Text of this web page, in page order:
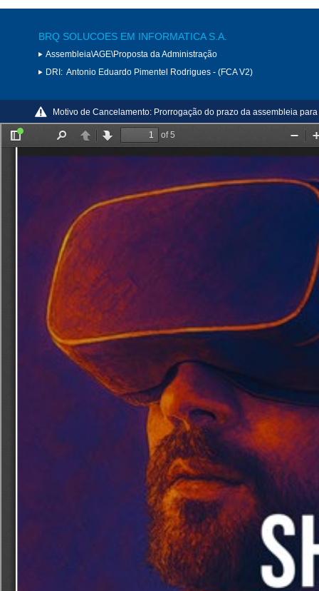
BRQ SOLUCOES EM INFORMATICA S.A.
Assembleia\AGE\Proposta da Administração
DRI: Antonio Eduardo Pimentel Rodrigues - (FCA V2)
Motivo de Cancelamento: Prorrogação do prazo da assembleia